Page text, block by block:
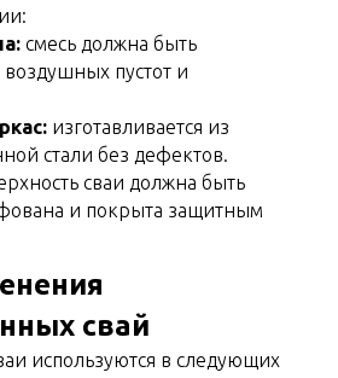
смесь должна быть
пустот и
изготавливается из
стали без дефектов.
сваи должна быть
и покрыта защитным
свай
используются в следующих